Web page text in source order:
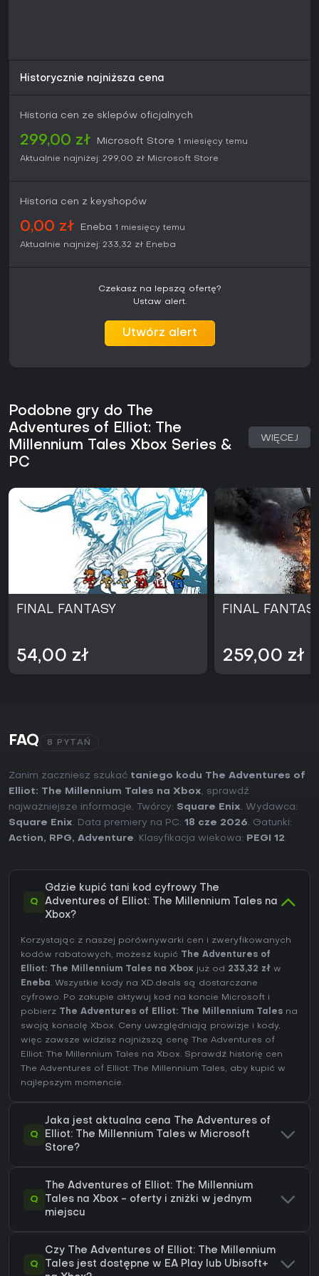
pozwoliła na zebranie opinii graczy. Tytuł przypadnie do
rozciągniętą na kilka okresów. Osoby szukające spójnej
dostosowywania uzbrojenia docenią dopracowane
Historycznie najniższa cena
Historia cen ze sklepów oficjalnych
299,00 zł Microsoft Store 1 miesięcy temu
Aktualnie najniżej: 299,00 zł Microsoft Store
Historia cen z keyshopów
0,00 zł Eneba 1 miesięcy temu
Aktualnie najniżej: 233,32 zł Eneba
Czekasz na lepszą ofertę?
Ustaw alert.
Utwórz alert
Podobne gry do The
Adventures of Elliot: The
Millennium Tales Xbox Series &
PC
WIĘCEJ
FINAL FANTASY
54,00 zł
FINAL
259,00 zł
FAQ 8 PYTAŃ
Zanim zaczniesz szukać taniego kodu The Adventures of
Elliot: The Millennium Tales na Xbox, sprawdź
najważniejsze informacje. Twórcy: Square Enix. Wydawca:
Square Enix. Data premiery na PC: 18 cze 2026. Gatunki:
Action, RPG, Adventure. Klasyfikacja wiekowa: PEGI 12.
Q
Gdzie kupić tani kod cyfrowy The
Adventures of Elliot: The Millennium Tales na
Xbox?
Korzystając z naszej porównywarki cen i zweryfikowanych
kodów rabatowych, możesz kupić The Adventures of
Elliot: The Millennium Tales na Xbox już od 233,32 zł w
Eneba. Wszystkie kody na XD.deals są dostarczane
cyfrowo. Po zakupie aktywuj kod na koncie Microsoft i
pobierz The Adventures of Elliot: The Millennium Tales na
swoją konsolę Xbox. Ceny uwzględniają prowizje i kody,
więc zawsze widzisz najniższą cenę The Adventures of
Elliot: The Millennium Tales na Xbox. Sprawdź historię cen
The Adventures of Elliot: The Millennium Tales, aby kupić w
najlepszym momencie.
Q
Jaka jest aktualna cena The Adventures of
Elliot: The Millennium Tales w Microsoft
Store?
Q
The Adventures of Elliot: The Millennium
Tales na Xbox - oferty i zniżki w jednym
miejscu
Q
Czy The Adventures of Elliot: The Millennium
Tales jest dostępne w EA Play lub Ubisoft+